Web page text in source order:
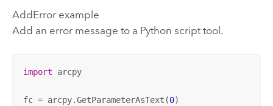
AddError example
Add an error message to a Python script tool.
import arcpy
fc = arcpy.GetParameterAsText(0)